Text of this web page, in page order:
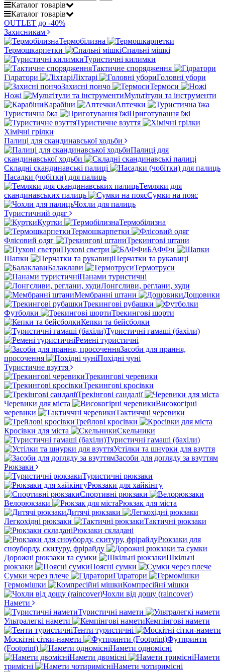
Каталог товарів
Каталог товарів
OUTLET до -40%
Захисникам
Термобілизна
Термошкарпетки
Спальні мішкі
Туристичні килимки
Тактичне спорядження
Гідратори
Ліхтарі
Головні убори
Захисні пончо
Термоси
Ножі
Мультітули та інструменти
Карабіни
Аптечки
Туристична їжа
Приготування їжі
Туристичне взуття
Хімічні грілки
Палиці для скандинавської ходьби
Палиці для
скандинавської ходьби
Складні скандинавські палиці
Насадки (чобітки) для палиць
Темляки для
скандинавських палиць
Сумки на пояс
Чохли для палиць
Туристичний одяг
Куртки
Термобілизна
Термошкарпетки
Флісовий одяг
Трекингові штани
Пухові светри
БАФФи
Шапки
Перчатки та рукавиці
Балаклави
Термотруси
Панами туристичні
Лонгсливи, реглани, худи
Мембранні штани
Дощовики
Трекингові рубашки
Футболки
Трекингові шорти
Кепки та бейсболки
Туристичні гамаші (бахіли)
Ремені туристичні
Засоби для прання,
просочення
Похідні чуні
Туристичне взуття
Трекингові черевики
Трекингові кросівки
Трекінгові сандалії
Черевики для міста
Високогірні
черевики
Тактиччні черевики
Трейлові кросівки
Кросівки для міста
Скельники
Туристичні гамаші (бахіли)
Устілки та шнурки для взуття
Засоби для догляду за взуттям
Рюкзаки
Туристичні рюкзаки
Рюкзаки для хайкінгу
Спортивні рюкзаки
Велорюкзаки
Рюкзак для міста
Дитячі рюкзаки
Легкохідні рюкзаки
Тактичні рюкзаки
Рюкзаки складані
Рюкзаки для
сноуборду, скитуру, фрірайду
Дорожні рюкзаки та сумки
Шкільні
рюкзаки
Поясні сумки
Сумки через плече
Гідратори
Гермомішки
Компресійні мішки
Чохли від дощу (raincover)
Намети
Туристичні намети
Ультралегкі намети
Кемпінгові намети
Тенти туристичні
Москітні сітки-намети
Футпринти
(Footprint)
Намети одномісні
Намети двомісні
Намети
тримісні
Намети чотиримісні